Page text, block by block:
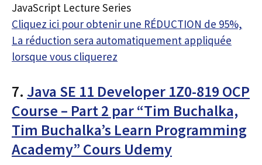
JavaScript Lecture Series
Cliquez ici pour obtenir une RÉDUCTION de 95%,
La réduction sera automatiquement appliquée
lorsque vous cliquerez
7. Java SE 11 Developer 1Z0-819 OCP
Course – Part 2 par “Tim Buchalka,
Tim Buchalka’s Learn Programming
Academy” Cours Udemy